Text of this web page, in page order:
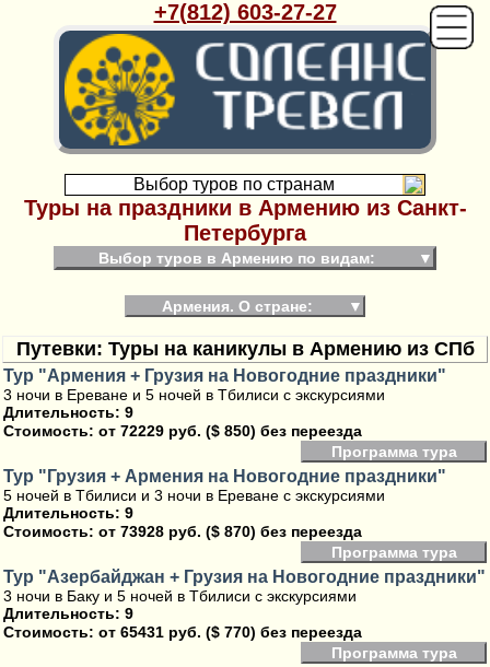
+7(812) 603-27-27
Выбор туров по странам
Туры на праздники в Армению из Санкт-
Петербурга
Выбор туров в Армению по видам: ▼
Армения. О стране: ▼
Путевки: Туры на каникулы в Армению из СПб
Тур "Армения + Грузия на Новогодние праздники"
3 ночи в Ереване и 5 ночей в Тбилиси с экскурсиями
Длительность: 9
Стоимость: от 72229 руб. ($ 850) без переезда
Программа тура
Тур "Грузия + Армения на Новогодние праздники"
5 ночей в Тбилиси и 3 ночи в Ереване с экскурсиями
Длительность: 9
Стоимость: от 73928 руб. ($ 870) без переезда
Программа тура
Тур "Азербайджан + Грузия на Новогодние праздники"
3 ночи в Баку и 5 ночей в Тбилиси с экскурсиями
Длительность: 9
Стоимость: от 65431 руб. ($ 770) без переезда
Программа тура